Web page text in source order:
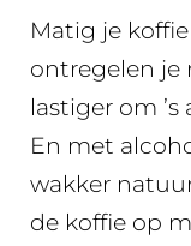
Matig je
ontregelen je
lastiger om
En met
wakker
de koffie op